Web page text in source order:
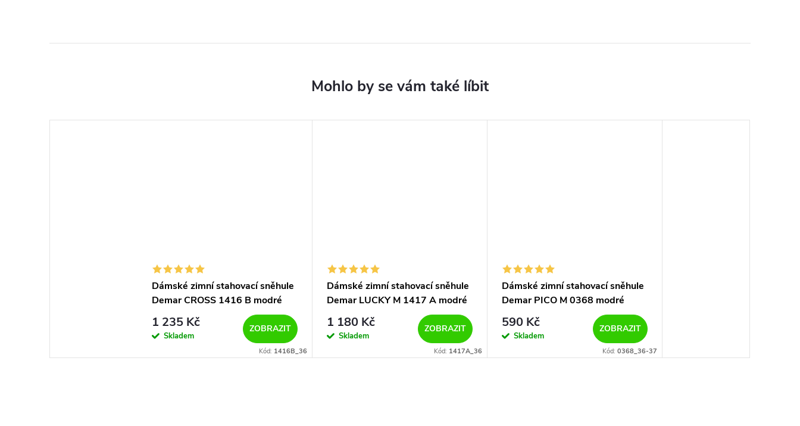
Dámské zimní stahovací sněhule
Demar CROSS 1416 B modré
1 235 Kč
Skladem
ZOBRAZIT
Kód: 1416B_36
Dámské zimní stahovací sněhule
Demar LUCKY M 1417 A modré
1 180 Kč
Skladem
ZOBRAZIT
Kód: 1417A_36
Dámské zimní stahovací sněhule
Demar PICO M 0368 modré
590 Kč
Skladem
ZOBRAZIT
Kód: 0368_36-37